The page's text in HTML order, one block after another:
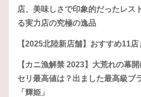
店、美味しさで印象的だったレス
る実力店の究極の逸品
【2025北陸新店舗】おすすめ11店
【カニ漁解禁 2023】大荒れの幕
セリ最高値は？出ました最高級ブ
「輝姫」